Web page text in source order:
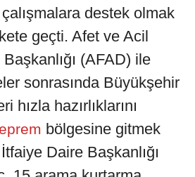
destek olmak
geçti. Afet ve Acil
(AFAD) ile
sonrasında Büyükşehir
hızla hazırlıklarını
bölgesine gitmek
Daire Başkanlığı